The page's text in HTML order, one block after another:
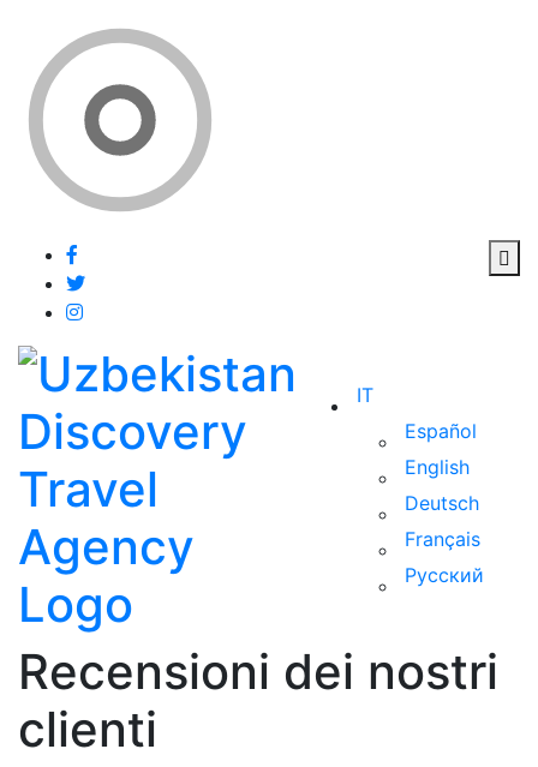
IT
Español
English
Deutsch
Français
Русский
Recensioni dei nostri
clienti